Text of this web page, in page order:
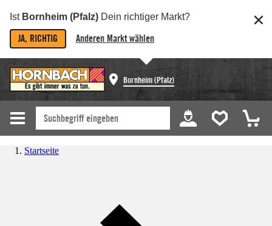
Ist Bornheim (Pfalz) Dein richtiger Markt?
JA, RICHTIG Anderen Markt wählen
Bornheim (Pfalz)
Startseite